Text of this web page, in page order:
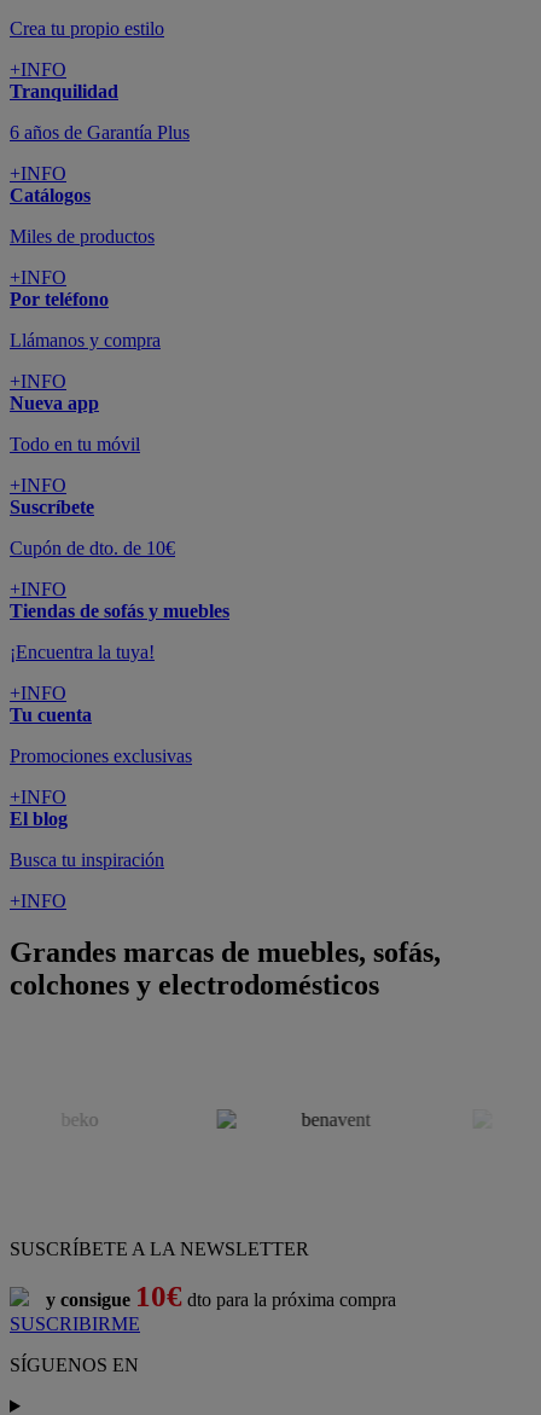
Crea tu propio estilo
+INFO
Tranquilidad
6 años de Garantía Plus
+INFO
Catálogos
Miles de productos
+INFO
Por teléfono
Llámanos y compra
+INFO
Nueva app
Todo en tu móvil
+INFO
Suscríbete
Cupón de dto. de 10€
+INFO
Tiendas de sofás y muebles
¡Encuentra la tuya!
+INFO
Tu cuenta
Promociones exclusivas
+INFO
El blog
Busca tu inspiración
+INFO
Grandes marcas de muebles, sofás,
colchones y electrodomésticos
SUSCRÍBETE A LA NEWSLETTER
y consigue 10€ dto para la próxima compra
SUSCRIBIRME
SÍGUENOS EN